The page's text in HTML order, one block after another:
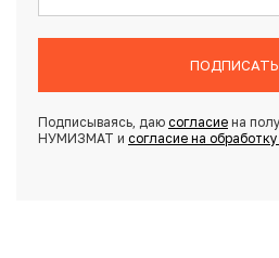
Подписываясь, даю согласиена
НУМИЗМАТ и согласие на